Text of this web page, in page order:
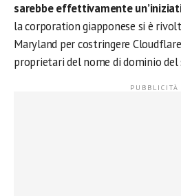
sarebbe effettivamente
la corporation giapponese si è
Maryland per costringere
proprietari del nome di dominio del